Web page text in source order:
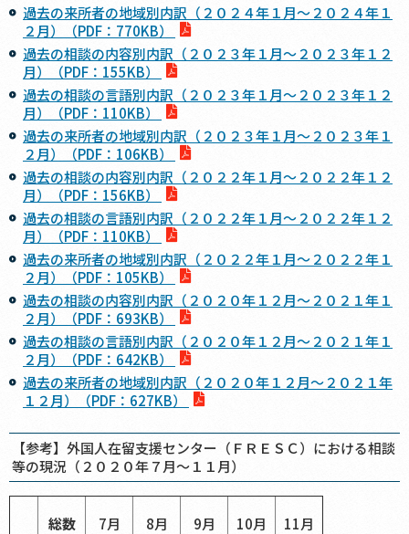
過去の来所者の地域別内訳（２０２４年１月～２０２４年１
２月）（PDF：770KB）
過去の相談の内容別内訳（２０２３年１月～２０２３年１２
月）（PDF：155KB）
過去の相談の言語別内訳（２０２３年１月～２０２３年１２
月）（PDF：110KB）
過去の来所者の地域別内訳（２０２３年１月～２０２３年１
２月）（PDF：106KB）
過去の相談の内容別内訳（２０２２年１月～２０２２年１２
月）（PDF：156KB）
過去の相談の言語別内訳（２０２２年１月～２０２２年１２
月）（PDF：110KB）
過去の来所者の地域別内訳（２０２２年１月～２０２２年１
２月）（PDF：105KB）
過去の相談の内容別内訳（２０２０年１２月～２０２１年１
２月）（PDF：693KB）
過去の相談の言語別内訳（２０２０年１２月～２０２１年１
２月）（PDF：642KB）
過去の来所者の地域別内訳（２０２０年１２月～２０２１年
１２月）（PDF：627KB）
【参考】外国人在留支援センター（ＦＲＥＳＣ）における相談
等の現況（２０２０年７月～１１月）
総数 7月 8月 9月 10月
11月